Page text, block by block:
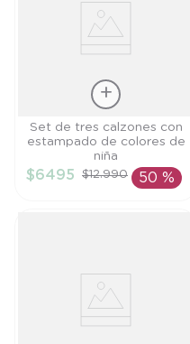
Talla
AÑADIR AL
Set de tres calzones con
estampado de colores de
niña
$6495 $12.990 50 %